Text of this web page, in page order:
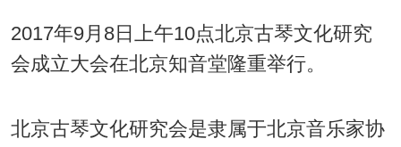
2017年9月8日上午10点北京古琴文化研究
会成立大会在北京知音堂隆重举行。
北京古琴文化研究会是隶属于北京音乐家协